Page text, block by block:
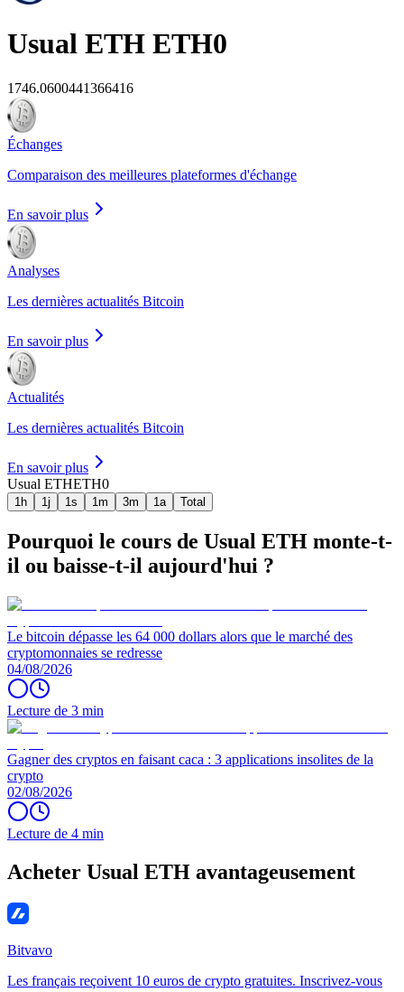
Usual ETH ETH0
1746.0600441366416
Échanges
Comparaison des meilleures plateformes d'échange
En savoir plus
Analyses
Les dernières actualités Bitcoin
En savoir plus
Actualités
Les dernières actualités Bitcoin
En savoir plus
Usual ETHETH0
1h 1j 1s 1m 3m 1a Total
Pourquoi le cours de Usual ETH monte-t-
il ou baisse-t-il aujourd'hui ?
Le bitcoin dépasse les 64 000 dollars alors que le marché des
cryptomonnaies se redresse
04/08/2026
Lecture de 3 min
Gagner des cryptos en faisant caca : 3 applications insolites de la
crypto
02/08/2026
Lecture de 4 min
Acheter Usual ETH avantageusement
Bitvavo
Les français reçoivent 10 euros de crypto gratuites. Inscrivez-vous